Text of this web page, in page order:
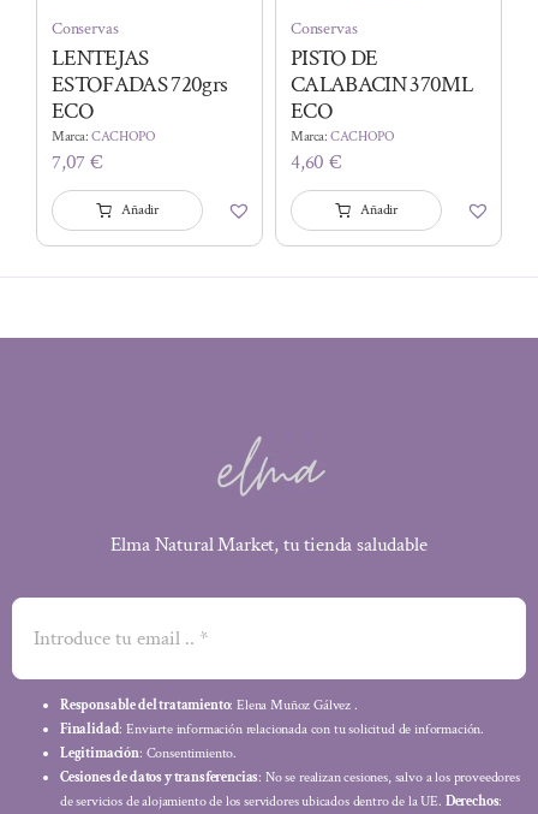
Conservas
LENTEJAS
ESTOFADAS 720grs
ECO
Marca:CACHOPO
7,07€
Añadir
Conservas
PISTO DE
CALABACIN 370ML
ECO
Marca:CACHOPO
4,60€
Añadir
Elma Natural Market, tu tienda saludable
Responsable del tratamiento: Elena Muñoz Gálvez .
Finalidad: Enviarte información relacionada con tu solicitud de información.
Legitimación: Consentimiento.
Cesiones de datos y transferencias: No se realizan cesiones, salvo a los proveedores
de servicios de alojamiento de los servidores ubicados dentro de la UE. Derechos: